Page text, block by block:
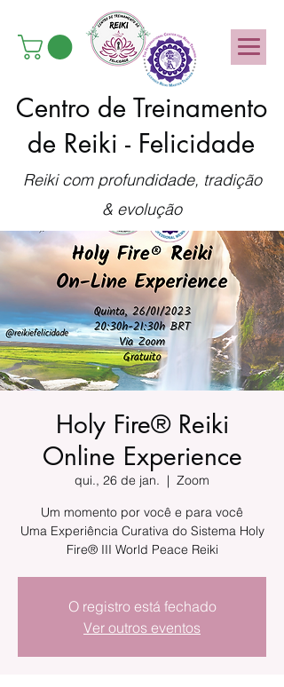
Centro de Treinamento
de Reiki - Felicidade
Reiki com profundidade, tradição
& evolução
Holy Fire® Reiki
Online Experience
qui., 26 de jan.
  |
Zoom
Um momento por você e para você
Uma Experiência Curativa do Sistema Holy
Fire® III World Peace Reiki
O registro está fechado
Ver outros eventos